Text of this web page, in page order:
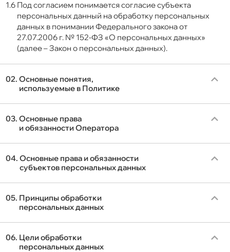
1.6 Под согласием понимается согласие субъекта
персональных данный на обработку персональных
данных в понимании Федерального закона от
27.07.2006 г. № 152-ФЗ «О персональных данных»
(далее – Закон о персональных данных).
02.Основные понятия,
используемые в Политике
03.Основные права
и обязанности Оператора
04.Основные права и обязанности
субъектов персональных данных
05. Принципы обработки
персональных данных
06. Цели обработки
персональных данных